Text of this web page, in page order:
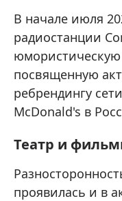
В начале июля
радиостанции
посвященную
ребрендингу
McDonald's в
Театр и
проявилась и в